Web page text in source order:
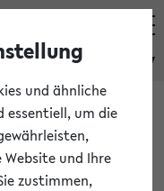
eKVV
und ähnliche
essentiell, um die
und Ihre
zustimmen,